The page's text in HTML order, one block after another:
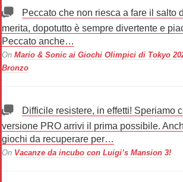
Peccato che non riesca a fare il salto
merita, dopotutto è sempre divertente e
Peccato anche…
On Mario & Sonic ai Giochi Olimpici di Tokyo
Bronzo
Difficile resistere, in effetti! Speriamo
versione PRO arrivi il prima possibile.
giochi da recuperare per…
On Vacanze da incubo con Luigi’s Mansion 3!